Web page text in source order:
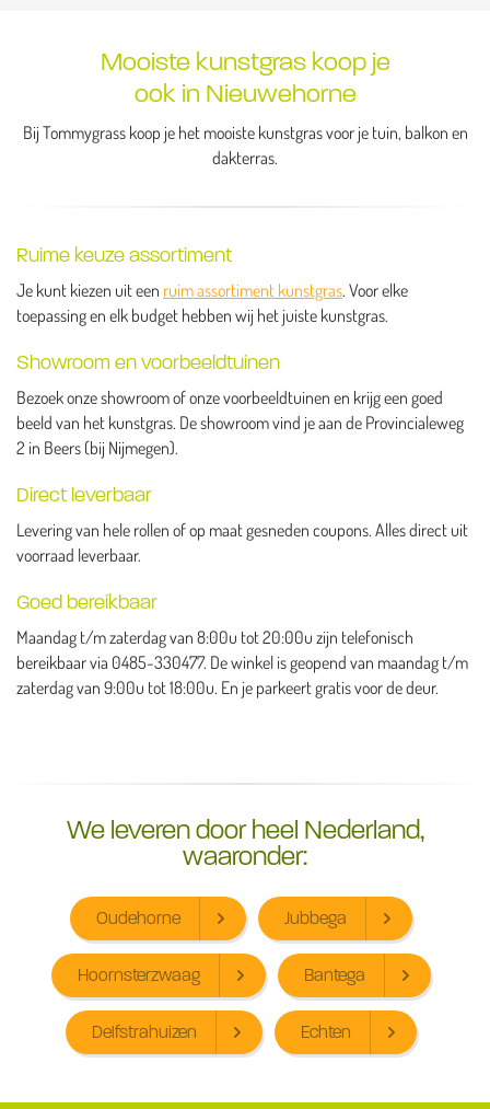
Mooiste kunstgras koop je
ook in Nieuwehorne
Bij Tommygrass koop je het mooiste kunstgras voor je tuin, balkon en
dakterras.
Ruime keuze assortiment
Je kunt kiezen uit een ruim assortiment kunstgras. Voor elke
toepassing en elk budget hebben wij het juiste kunstgras.
Showroom en voorbeeldtuinen
Bezoek onze showroom of onze voorbeeldtuinen en krijg een goed
beeld van het kunstgras. De showroom vind je aan de Provincialeweg
2 in Beers (bij Nijmegen).
Direct leverbaar
Levering van hele rollen of op maat gesneden coupons. Alles direct uit
voorraad leverbaar.
Goed bereikbaar
Maandag t/m zaterdag van 8:00u tot 20:00u zijn telefonisch
bereikbaar via 0485-330477. De winkel is geopend van maandag t/m
zaterdag van 9:00u tot 18:00u. En je parkeert gratis voor de deur.
We leveren door heel Nederland,
waaronder:
Oudehorne Jubbega
Hoornsterzwaag Bantega
Delfstrahuizen Echten